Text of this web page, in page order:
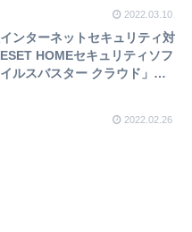
2022.03.10
ンターネットセキュリティ対
HOMEセキュリティソフ
ルスバスター クラウド」の
2022.02.26